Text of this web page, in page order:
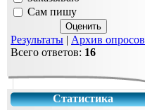
Сам пишу
Результаты | Архив опросов
Всего ответов: 16
Статистика